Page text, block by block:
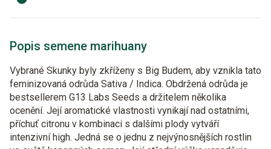
Popis semene marihuany
Vybrané Skunky byly zkříženy s Big Budem, aby vznikla tato
feminizovaná odrůda Sativa / Indica. Obdržená odrůda je
bestsellerem G13 Labs Seeds a držitelem několika
ocenění. Její aromatické vlastnosti vynikají nad ostatními,
příchuť citronu v kombinaci s dalšími plody vytváří
intenzivní high. Jedná se o jednu z nejvýnosnějších rostlin